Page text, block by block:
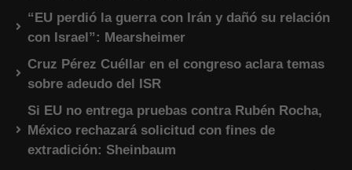
“EU perdió la guerra con Irán y dañó su relación
con Israel”: Mearsheimer
Cruz Pérez Cuéllar en el congreso aclara temas
sobre adeudo del ISR
Si EU no entrega pruebas contra Rubén Rocha,
México rechazará solicitud con fines de
extradición: Sheinbaum